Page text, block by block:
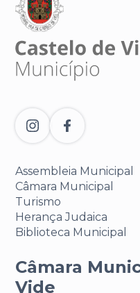
Assembleia Municipal
Câmara Municipal
Turismo
Herança Judaica
Biblioteca Municipal
Câmara
Vide